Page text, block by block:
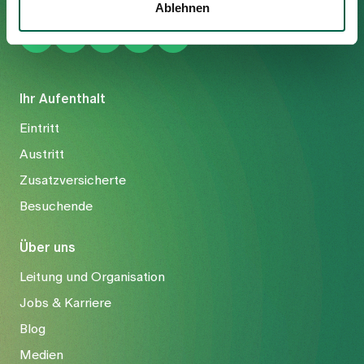
Ablehnen
Ihr Aufenthalt
Eintritt
Austritt
Zusatzversicherte
Besuchende
Über uns
Leitung und Organisation
Jobs & Karriere
Blog
Medien